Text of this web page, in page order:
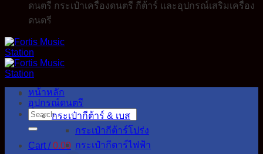
ดนตรี กระเป๋าเครื่องดนตรี กีต้าร์ และอุปกรณ์เสริมเครื่อง
ดนตรี
Search
for:
Cart /0.00
หน้าหลัก
อุปกรณ์ดนตรี
กระเป๋ากีต้าร์ & เบส
กระเป๋ากีต้าร์โปร่ง
กระเป๋ากีตาร์ไฟฟ้า